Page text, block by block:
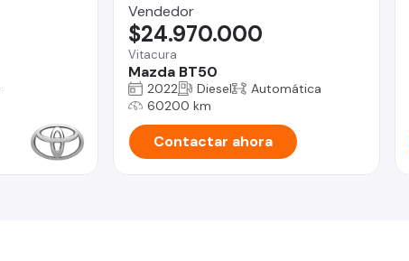
Vendedor
Vitacura
Mazda BT50
$24.970.000
2022 Diesel
Automática
60200 km
Contactar ahora